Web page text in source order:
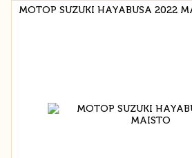
МОТОР SUZUKI HAYABUSA 2022